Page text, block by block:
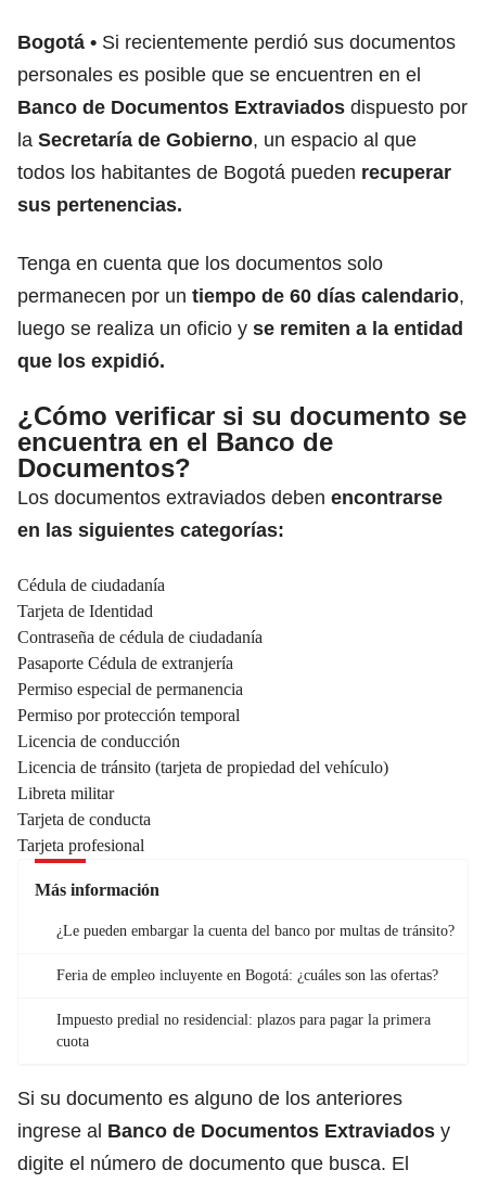
Bogotá
Si recientemente perdió sus documentos
personales es posible que se encuentren en el
Banco de Documentos Extraviados dispuesto por
la Secretaría de Gobierno, un espacio al que
todos los habitantes de Bogotá pueden recuperar
sus pertenencias.
Tenga en cuenta que los documentos solo
permanecen por un tiempo de 60 días calendario,
luego se realiza un oficio y se remiten a la entidad
que los expidió.
¿Cómo verificar si su documento se
encuentra en el Banco de
Documentos?
Los documentos extraviados deben encontrarse
en las siguientes categorías:
Cédula de ciudadanía
Tarjeta de Identidad
Contraseña de cédula de ciudadanía
Pasaporte Cédula de extranjería
Permiso especial de permanencia
Permiso por protección temporal
Licencia de conducción
Licencia de tránsito (tarjeta de propiedad del vehículo)
Libreta militar
Tarjeta de conducta
Tarjeta profesional
Más información
¿Le pueden embargar la cuenta del banco por multas de tránsito?
Feria de empleo incluyente en Bogotá: ¿cuáles son las ofertas?
Impuesto predial no residencial: plazos para pagar la primera
cuota
Si su documento es alguno de los anteriores
ingrese al Banco de Documentos Extraviados y
digite el número de documento que busca. El